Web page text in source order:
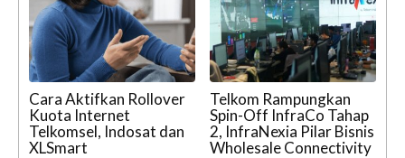
Cara Aktifkan Rollover
Kuota Internet
Telkomsel, Indosat dan
XLSmart
Telkom Rampungkan
Spin-Off InfraCo Tahap
2, InfraNexia Pilar Bisnis
Wholesale Connectivity